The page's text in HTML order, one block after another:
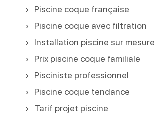
Piscine coque française
Piscine coque avec filtration
Installation piscine sur mesure
Prix piscine coque familiale
Pisciniste professionnel
Piscine coque tendance
Tarif projet piscine